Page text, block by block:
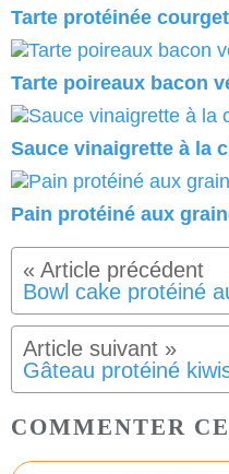
Tarte protéinée
Tarte poireaux bacon
Sauce vinaigrette à la
Pain protéiné aux
Bowl cake protéiné
Gâteau protéiné
COMMENTER